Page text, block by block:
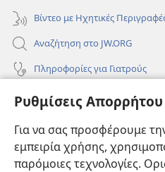
Ρυθμίσεις Απορρήτου
Για να σας προσφέρουμε
εμπειρία χρήσης,
παρόμοιες τεχνολογίες.
Βίντεο με Ηχητικές
Αναζήτηση στο JW.ORG
Πληροφορίες για Γιατρούς
Πληροφορίες για Επίσημους
Συνεισφορές
(ανοίγει